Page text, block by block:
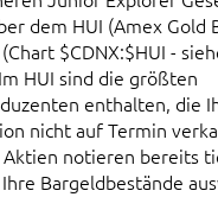
dem HUI (Amex Gold
$CDNX:$HUI -
HUI sind die größten
enthalten, die
nicht auf Termin
Aktien notieren bereits
Bargeldbestände